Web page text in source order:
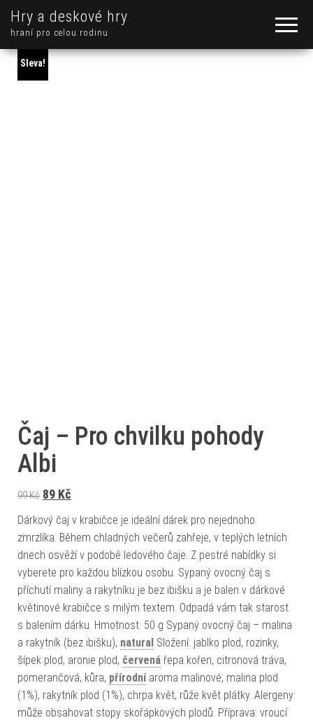
Hry a deskové hry
hraní pro celou rodinu
Sleva!
Čaj – Pro chvilku pohody
Albi
99Kč Původní cena byla: 99 Kč.
89 Kč
Dárkový čaj v krabičce je ideální dárek pro nejednoho
zmrzlíka. Během chladných večerů zahřeje, v teplých letních
dnech osvěží v podobě ledového čaje. Z pestré nabídky si
vyberete pro každou blízkou osobu. Sypaný ovocný čaj s
příchutí maliny a rakytníku je bez ibišku a je balen v dárkové
květinové krabičce s milým textem. Odpadá vám tak starost
s balením dárku. Hmotnost: 50 g Sypaný ovocný čaj – malina
a rakytník (bez ibišku), natural Složení: jablko plod, rozinky,
šípek plod, aronie plod, červená řepa kořen, citronová tráva,
pomerančová, kůra, přírodníaroma malinové, malina plod
(1%), rakytník plod (1%), chrpa květ, růže květ plátky. Alergeny:
může obsahovat stopy skořápkových plodů. Příprava: vroucí